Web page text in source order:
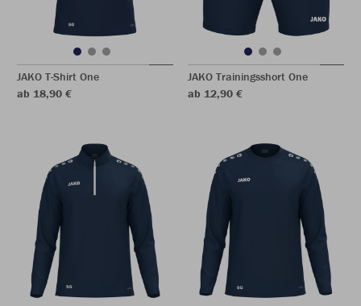
JAKO T-Shirt One
ab 18,90 €
JAKO Trainingsshort One
ab 12,90 €